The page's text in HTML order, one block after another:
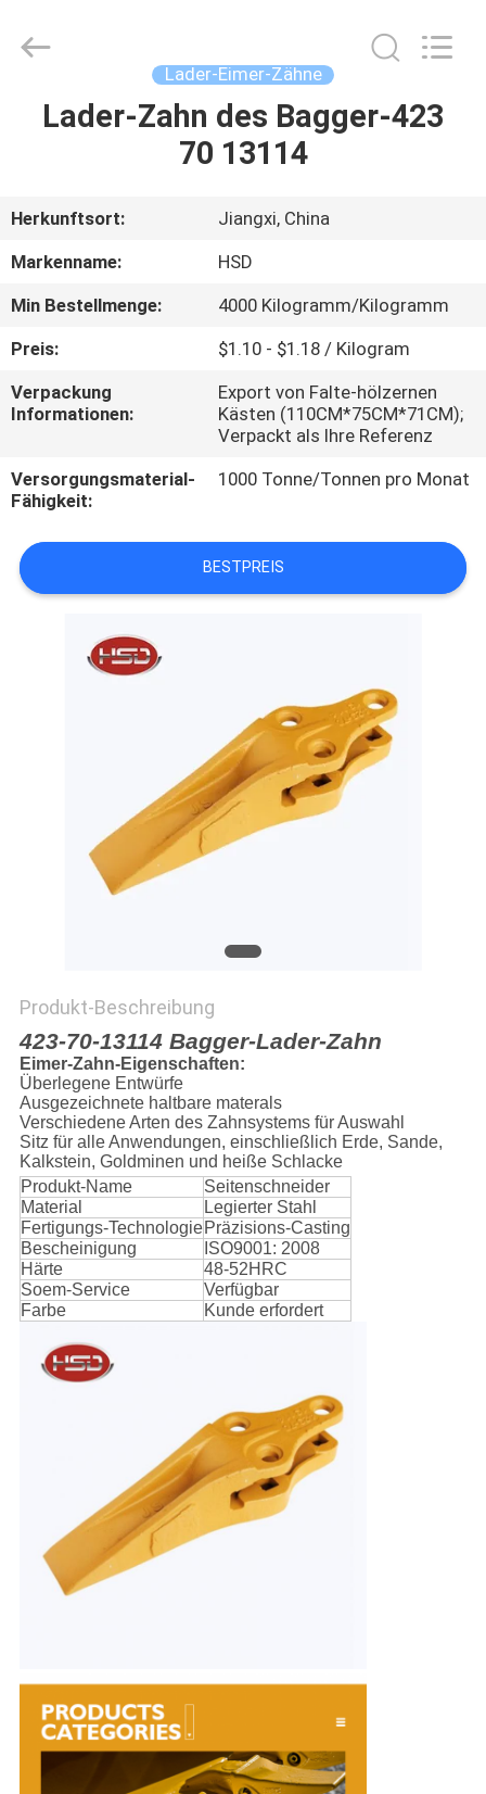
HAUS
ÜBER
UNS
FABRIK-
AUSFLUG
QUALITÄTSKONTROLLE
TRETEN
SIE
MIT
PRIVACY
POLICY
Parts
Co.,Ltd.
Lader-Eimer-Zähne
Lader-Zahn des Bagger-423
70 13114
Herkunftsort:
Jiangxi, China
Markenname:
HSD
Min Bestellmenge:
4000 Kilogramm/Kilogramm
Preis:
$1.10 - $1.18 / Kilogram
Verpackung
Informationen:
Export von Falte-hölzernen
Kästen (110CM*75CM*71CM);
Verpackt als Ihre Referenz
Versorgungsmaterial-
Fähigkeit:
1000 Tonne/Tonnen pro Monat
BESTPREIS
Produkt-Beschreibung
423-70-13114 Bagger-Lader-Zahn
Eimer-Zahn-Eigenschaften:
Überlegene Entwürfe
Ausgezeichnete haltbare materals
Verschiedene Arten des Zahnsystems für Auswahl
Sitz für alle Anwendungen, einschließlich Erde, Sande,
Kalkstein, Goldminen und heiße Schlacke
Produkt-Name
Seitenschneider
Material
Legierter Stahl
Fertigungs-TechnologiePräzisions-Casting
Bescheinigung
ISO9001: 2008
Härte
48-52HRC
Soem-Service
Verfügbar
Farbe
Kunde erfordert